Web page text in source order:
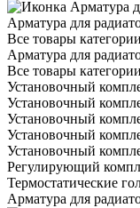
Арматура для
Все товары категории
Арматура для
Все товары категории
Установочный
Установочный
Установочный
Установочный
Установочный
Регулирующий
Термостатические
Арматура для